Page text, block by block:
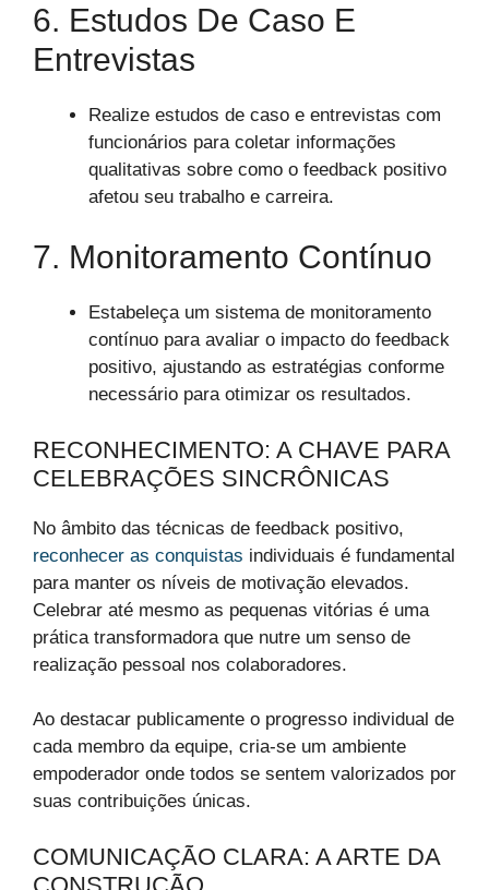
6. Estudos De Caso E
Entrevistas
Realize estudos de caso e entrevistas com
funcionários para coletar informações
qualitativas sobre como o feedback positivo
afetou seu trabalho e carreira.
7. Monitoramento Contínuo
Estabeleça um sistema de monitoramento
contínuo para avaliar o impacto do feedback
positivo, ajustando as estratégias conforme
necessário para otimizar os resultados.
RECONHECIMENTO: A CHAVE PARA
CELEBRAÇÕES SINCRÔNICAS
No âmbito das técnicas de feedback positivo,
reconhecer as conquistas individuais é fundamental
para manter os níveis de motivação elevados.
Celebrar até mesmo as pequenas vitórias é uma
prática transformadora que nutre um senso de
realização pessoal nos colaboradores.
Ao destacar publicamente o progresso individual de
cada membro da equipe, cria-se um ambiente
empoderador onde todos se sentem valorizados por
suas contribuições únicas.
COMUNICAÇÃO CLARA: A ARTE DA